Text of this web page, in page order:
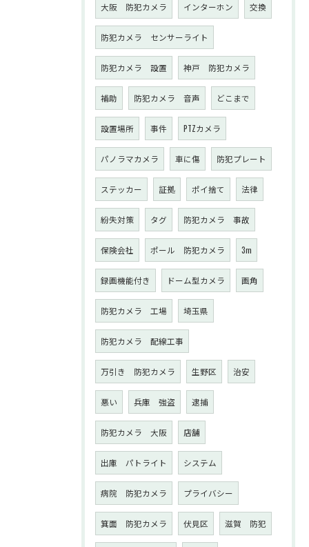
大阪 防犯カメラ インターホン 交換
防犯カメラ センサーライト
防犯カメラ 設置 神戸 防犯カメラ
補助 防犯カメラ 音声 どこまで
設置場所 事件 PTZカメラ
パノラマカメラ 車に傷 防犯プレート
ステッカー 証拠 ポイ捨て 法律
紛失対策 タグ 防犯カメラ 事故
保険会社 ポール 防犯カメラ 3m
録画機能付き ドーム型カメラ 画角
防犯カメラ 工場 埼玉県
防犯カメラ 配線工事
万引き 防犯カメラ 生野区 治安
悪い 兵庫 強盗 逮捕
防犯カメラ 大阪 店舗
出庫 パトライト システム
病院 防犯カメラ プライバシー
箕面 防犯カメラ 伏見区 滋賀 防犯